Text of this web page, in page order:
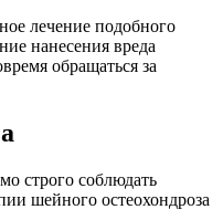
лечение подобного
нанесения вреда
обращаться за
строго соблюдать
шейного остеохондроза